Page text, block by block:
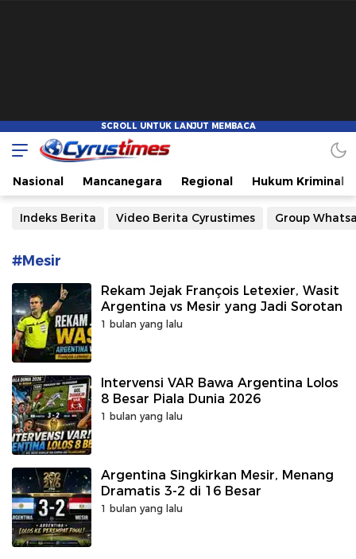
Cyrustimes.com
Cepat Tajam dan Akurat
Nasional Mancanegara Regional Hukum Kriminal
Indeks Berita Video Berita Cyrustimes Group
#Mesir
Rekam Jejak François Letexier, Wasit
Argentina vs Mesir yang Jadi Sorotan
1 bulan yang lalu
Intervensi VAR Bawa Argentina Lolos
8 Besar Piala Dunia 2026
1 bulan yang lalu
Argentina Singkirkan Mesir, Menang
Dramatis 3-2 di 16 Besar
1 bulan yang lalu